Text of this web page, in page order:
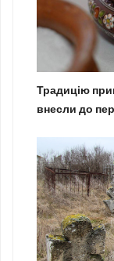
Традицію
внесли до